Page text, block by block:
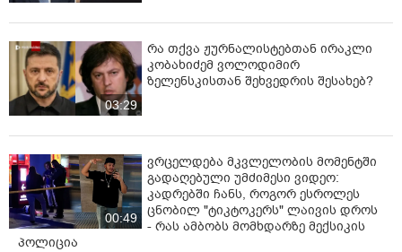
03:29
რა თქვა ჟურნალისტებთან ირაკლი
კობახიძემ ვოლოდიმირ
ზელენსკისთან შეხვედრის შესახებ?
00:49
ვრცელდება მკვლელობის მომენტში
გადაღებული უმძიმესი ვიდეო:
კადრებში ჩანს, როგორ ესროლეს
ცნობილ "ტიკტოკერს" ლაივის დროს
- რას ამბობს მომხდარზე მექსიკის
პოლიცია